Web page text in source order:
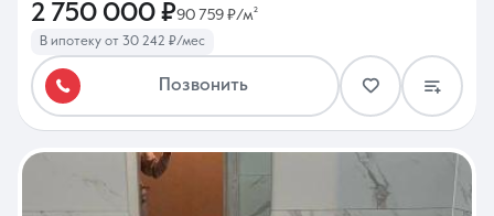
2 750 000 ₽90 759 ₽/м²
В ипотеку от 30 242 ₽/мес
Позвонить